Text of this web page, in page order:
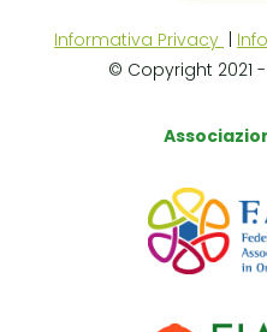
Informativa Privacy |
© Copyright 2021